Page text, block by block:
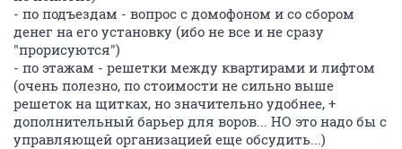
- по подъездам - вопрос с домофоном и со сбором
денег на его установку (ибо не все и не сразу
"прорисуются")
- по этажам - решетки между квартирами и лифтом
(очень полезно, по стоимости не сильно выше
решеток на щитках, но значительно удобнее, +
дополнительный барьер для воров... НО это надо бы с
управляющей организацией еще обсудить...)